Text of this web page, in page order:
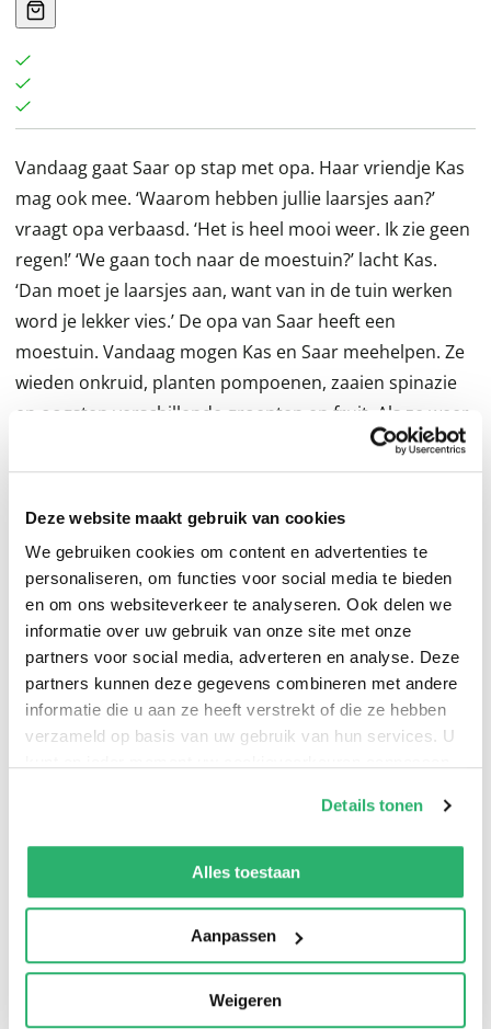
Deze website maakt gebruik van cookies
We gebruiken cookies om content en advertenties te
personaliseren, om functies voor social media te bieden
en om ons websiteverkeer te analyseren. Ook delen we
informatie over uw gebruik van onze site met onze
partners voor social media, adverteren en analyse. Deze
partners kunnen deze gegevens combineren met andere
informatie die u aan ze heeft verstrekt of die ze hebben
verzameld op basis van uw gebruik van hun services. U
kunnen ontvangen en verwerken.
Details tonen
Alles toestaan
Aanpassen
Weigeren
Vandaag gaat Saar op stap met opa. Haar vriendje Kas
mag ook mee. ‘Waarom hebben jullie laarsjes aan?’
vraagt opa verbaasd. ‘Het is heel mooi weer. Ik zie geen
regen!’ ‘We gaan toch naar de moestuin?’ lacht Kas.
‘Dan moet je laarsjes aan, want van in de tuin werken
word je lekker vies.’ De opa van Saar heeft een
moestuin. Vandaag mogen Kas en Saar meehelpen. Ze
wieden onkruid, planten pompoenen, zaaien spinazie
en oogsten verschillende groenten en fruit. Als ze weer
thuis zijn, maken ze een verse salade en schaaltjes vol
rode aardbeien. Mmm, zo lekker! Een vrolijk en
0|0